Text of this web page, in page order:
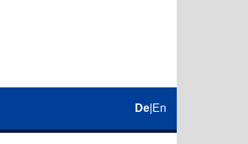
De En